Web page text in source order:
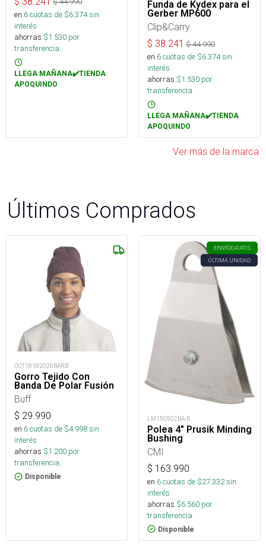
en 6cuotas de $6.374sin
interés
ahorras $1.530 por
transferencia.
LLEGA MAÑANA✔️TIENDA
APOQUINDO
Funda de Kydex para el
Gerber MP600
Clip&Carry
$ 38.241 $44.990
en 6cuotas de $6.374sin
interés
ahorras $1.530 por
transferencia.
LLEGA MAÑANA✔️TIENDA
APOQUINDO
Ver más de la marca
Últimos Comprados
OUT18182026BARB
Gorro Tejido Con
Banda De Polar Fusión
Buff
$ 29.990
en 6cuotas de $4.998sin
interés
ahorras $1.200 por
transferencia.
Disponible
ENVÍOGRATIS
ÚLTIMA UNIDAD
LM150502BA-R
Polea 4" Prusik Minding
Bushing
CMI
$ 163.990
en 6cuotas de $27.332sin
interés
ahorras $6.560 por
transferencia.
Disponible